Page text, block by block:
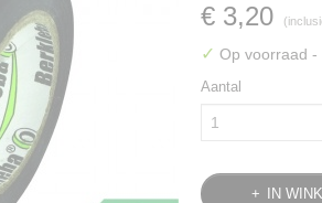
€ 3,20
✓ Op voorraad -
Aantal
IN